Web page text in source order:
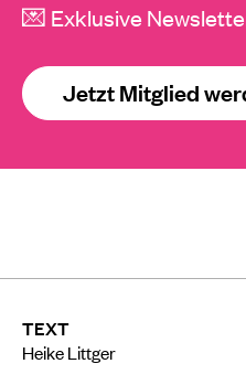
TEXT
Heike Littger
💌 Exklusive
Jetzt Mitglied